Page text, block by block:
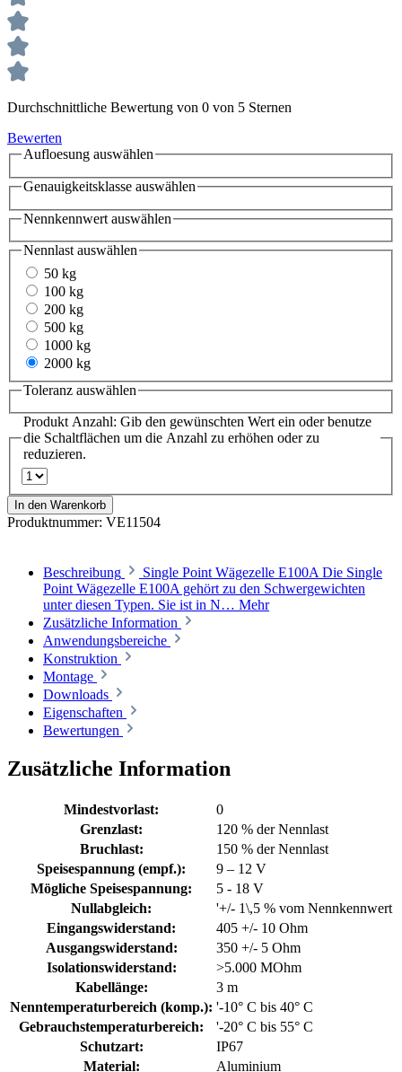
Durchschnittliche Bewertung von 0 von 5 Sternen
Bewerten
Aufloesung auswählen
Genauigkeitsklasse auswählen
Nennkennwert auswählen
Nennlast auswählen
50 kg
100 kg
200 kg
500 kg
1000 kg
2000 kg
Toleranz auswählen
Produkt Anzahl: Gib den gewünschten Wert ein oder benutze
die Schaltflächen um die Anzahl zu erhöhen oder zu
reduzieren.
In den Warenkorb
Produktnummer: VE11504
Beschreibung
Single Point Wägezelle E100A Die Single
Point Wägezelle E100A gehört zu den Schwergewichten
unter diesen Typen. Sie ist in N… Mehr
Zusätzliche Information
Anwendungsbereiche
Konstruktion
Montage
Downloads
Eigenschaften
Bewertungen
Zusätzliche Information
Mindestvorlast:
0
Grenzlast:
120 % der Nennlast
Bruchlast:
150 % der Nennlast
Speisespannung (empf.):
9 – 12 V
Mögliche Speisespannung:
5 - 18 V
Nullabgleich:
'+/- 1\,5 % vom Nennkennwert
Eingangswiderstand:
405 +/- 10 Ohm
Ausgangswiderstand:
350 +/- 5 Ohm
Isolationswiderstand:
>5.000 MOhm
Kabellänge:
3 m
Nenntemperaturbereich (komp.): '-10° C bis 40° C
Gebrauchstemperaturbereich:
'-20° C bis 55° C
Schutzart:
IP67
Material:
Aluminium